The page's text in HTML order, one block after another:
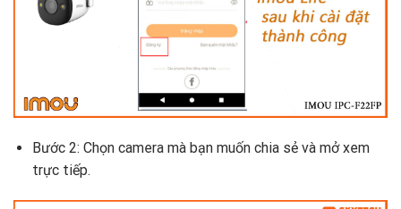
Bước 2: Chọn camera mà bạn muốn chia sẻ và mở xem
trực tiếp.